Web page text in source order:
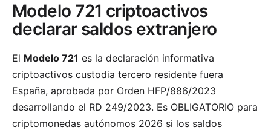
Modelo 721 criptoactivos
declarar saldos extranjero
El Modelo 721 es la declaración informativa
criptoactivos custodia tercero residente fuera
España, aprobada por Orden HFP/886/2023
desarrollando el RD 249/2023. Es OBLIGATORIO para
criptomonedas autónomos 2026 si los saldos